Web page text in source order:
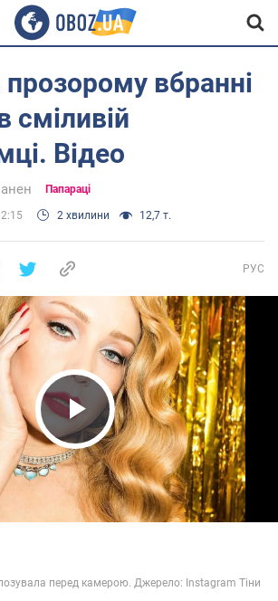
вбранні
сміливій
Відео
Папараці
2 хвилини 12,7 т.
РУС
Play Video